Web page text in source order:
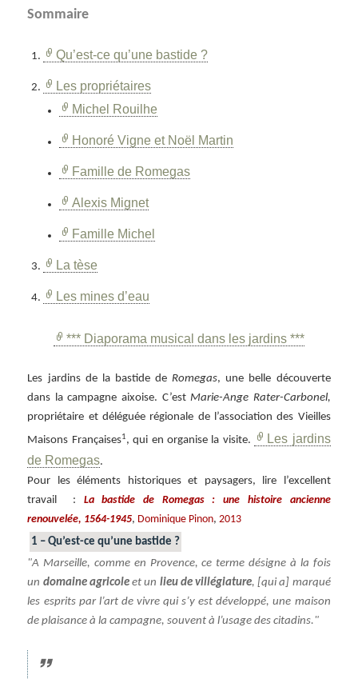
Sommaire
Qu’est-ce qu’une bastide ?
Les propriétaires
Michel Rouilhe
Honoré Vigne et Noël Martin
Famille de Romegas
Alexis Mignet
Famille Michel
La tèse
Les mines d’eau
*** Diaporama musical dans les jardins ***
Les jardins de la bastide deRomegas, une belle découverte
dans la campagne aixoise. C’estMarie-Ange Rater-Carbonel,
propriétaire et déléguée régionale de l’association des Vieilles
Maisons Françaises1, qui en organise la visite.
Les jardins
de Romegas.
Pour les éléments historiques et paysagers, lire l’excellent
travail :
La bastide de Romegas : une histoire ancienne
renouvelée, 1564-1945, Dominique Pinon,2013
1 – Qu’est-ce qu’une bastide ?
A Marseille, comme en Provence, ce terme désigne à la fois
un domaine agricoleet un lieu de villégiature, [qui a] marqué
les esprits par l’art de vivre qui s’y est développé, une maison
de plaisance à la campagne, souvent à l’usage des citadins.